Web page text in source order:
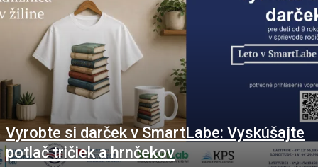
Vyrobte si darček v SmartLabe: Vyskúšajte
potlač tričiek a hrnčekov